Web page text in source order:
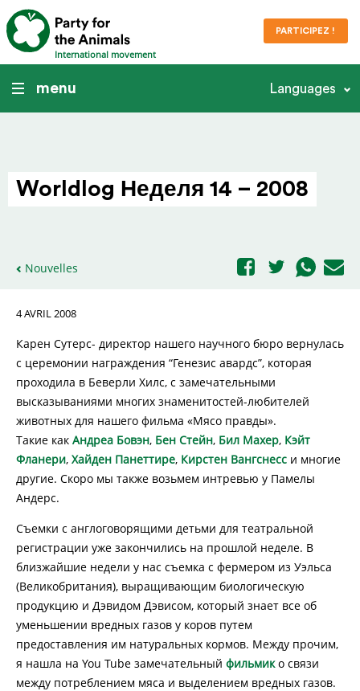
International movement
PARTICIPEZ !
menu Languages
Worldlog Неделя 14 – 2008
Nouvelles
4 AVRIL 2008
Карен Сутерс- директор нашего научного бюро вернулась
с церемонии награждения “Генезис авардс”, которая
проходила в Беверли Хилс, с замечательными
высказываниями многих знаменитостей-любителей
животных для нашего фильма «Мясо правды».
Такие как Андреа Бовэн, Бен Стейн, Бил Махер, Кэйт
Фланери, Хайден Панеттире, Кирстен Вангснесс и многие
другие. Скоро мы также возьмем интревью у Памелы
Андерс.
Съемки с англоговорящими детьми для театральной
регистрации уже закончились на прошлой неделе. В
близжайшие недели у нас съемка с фермером из Уэльса
(Великобритания), выращивающим биологическую
продукцию и Дэвидом Дэвисом, который знает все об
уменьшении вредных газов у коров путем
предоставления им натуральных кормов. Между прочим,
я нашла на You Tube замечательный фильмико связи
между потреблением мяса и выделением вредных газов.